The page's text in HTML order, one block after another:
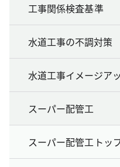
工事関係検査基準
水道工事の不調対策
水道工事イメージア
スーパー配管工
スーパー配管工トッ